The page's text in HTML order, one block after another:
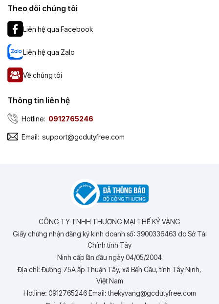
Theo dõi chúng tôi
Liên hệ qua Facebook
Liên hệ qua Zalo
Về chúng tôi
Thông tin liên hệ
Hotline: 0912765246
Email: support@gcdutyfree.com
CÔNG TY TNHH THƯƠNG MẠI THẾ KỶ VÀNG
Giấy chứng nhận đăng ký kinh doanh số: 3900336463 do Sở Tài
Chính tỉnh Tây
Ninh cấp lần đầu ngày 04/05/2004
Địa chỉ: Đường 75A ấp Thuận Tây, xã Bến Cầu, tỉnh Tây Ninh,
Việt Nam
Hotline: 0912765246 Email: thekyvang@gcdutyfree.com